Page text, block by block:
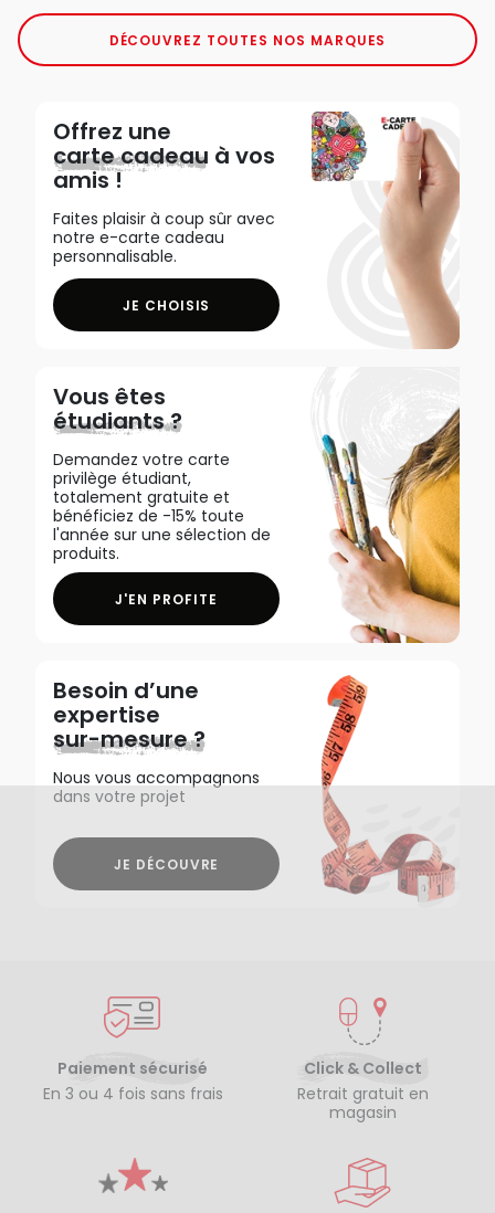
DÉCOUVREZ TOUTES NOS MARQUES
Offrez une
carte cadeau à vos
amis !
Faites plaisir à coup sûr avec
notre e-carte cadeau
personnalisable.
JE CHOISIS
Vous êtes
étudiants ?
Demandez votre carte
privilège étudiant,
totalement gratuite et
bénéficiez de -15% toute
l'année sur une sélection de
produits.
J'EN PROFITE
Besoin d’une
expertise
sur-mesure ?
Nous vous accompagnons
dans votre projet
JE DÉCOUVRE
Paiement sécurisé
En 3 ou 4 fois sans frais
Click & Collect
Retrait gratuit en
magasin